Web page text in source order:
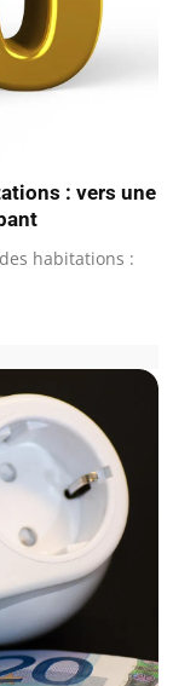
: vers une
habitations :